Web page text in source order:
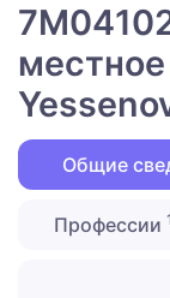
Общие
Профессии1